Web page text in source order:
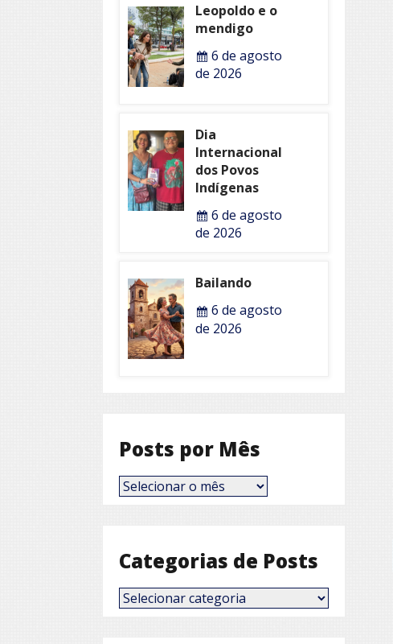
Leopoldo e o
mendigo
6 de agosto
de 2026
Dia
Internacional
dos Povos
Indígenas
6 de agosto
de 2026
Bailando
6 de agosto
de 2026
Posts por Mês
Posts
por
Categorias de Posts
Categorias
de